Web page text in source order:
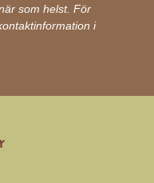
som helst. För
i